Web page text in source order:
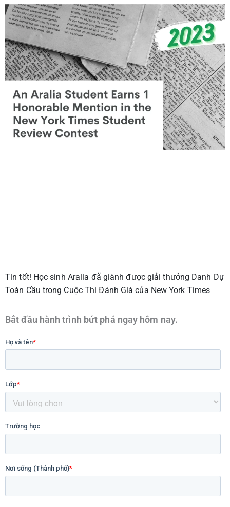
Tin tốt! Học sinh Aralia đã giành được giải thưởng Danh Dự
Toàn Cầu trong Cuộc Thi Đánh Giá của New York Times
Bắt đầu hành trình bứt phá ngay hôm nay.